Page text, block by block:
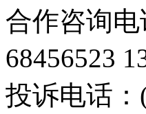
合作咨询电
68456523
投诉电话：